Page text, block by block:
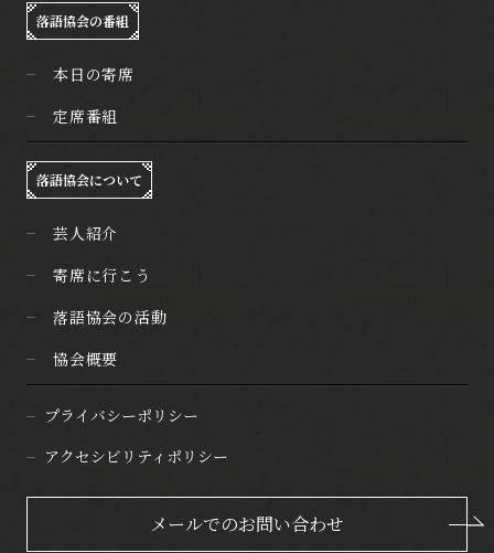
落語協会の番組
本日の寄席
定席番組
落語協会について
芸人紹介
寄席に行こう
落語協会の活動
協会概要
プライバシーポリシー
アクセシビリティポリシー
メールでのお問い合わせ